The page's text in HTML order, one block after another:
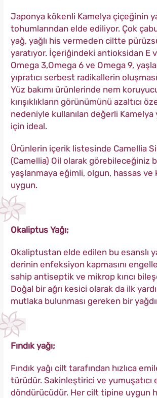
Japonya kökenli Kamelya çiçeğinin
tohumlarından elde ediliyor. Çok
yağ, yağlı his vermeden ciltte
yaratıyor. İçeriğindeki antioksidan E
Omega 3,Omega 6 ve Omega 9,
yıpratıcı serbest radikallerin
Yüz bakımı ürünlerinde nem
kırışıklıkların görünümünü azaltıcı
nedeniyle kullanılan değerli Kamelya
için ideal.
Ürünlerin içerik listesinde Camellia
(Camellia) Oil olarak görebileceğiniz
yaşlanmaya eğimli, olgun, hassas
uygun.
Okaliptus Yağı;
Okaliptustan elde edilen bu esanslı
derinin enfeksiyon kapmasını
sahip antiseptik ve mikrop kırıcı
Doğal bir ağrı kesici olarak da ilk
mutlaka bulunması gereken bir
Fındık yağı;
Fındık yağı cilt tarafından hızlıca
türüdür. Sakinleştirici ve yumuşatıcı
döndürücüdür. Her cilt tipine uygun